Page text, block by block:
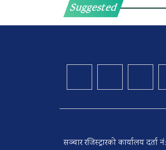
Suggested
सञ्चार रजिस्ट्रारको कार्यालय दर्ता नं: